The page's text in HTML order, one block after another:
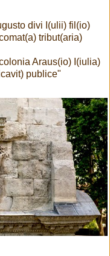
divi I(ulii) fil(io)
tribut(aria)
Araus(io) I(iulia)
publice"